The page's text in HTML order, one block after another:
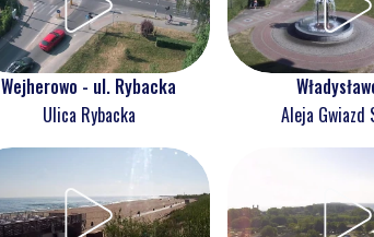
Wejherowo - ul. Rybacka
Ulica Rybacka
Aleja Gwiazd